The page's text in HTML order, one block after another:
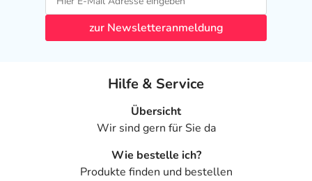
zur Newsletteranmeldung
Hilfe & Service
Übersicht
Wir sind gern für Sie da
Wie bestelle ich?
Produkte finden und bestellen